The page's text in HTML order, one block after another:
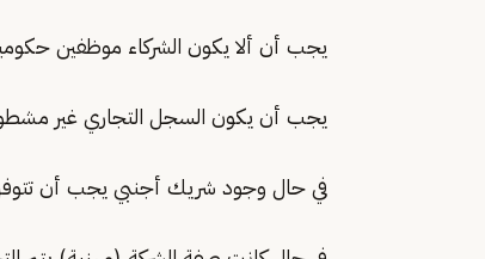
يجب أن ألا يكون الشركاء موظفين
يجب أن يكون السجل التجاري غير
في حال وجود شريك أجنبي يجب أن